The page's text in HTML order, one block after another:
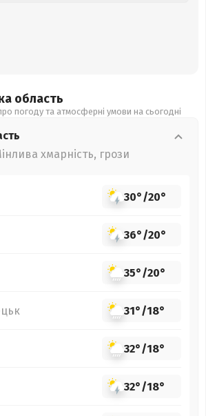
область
погоду та атмосферні умови на сьогодні
хмарність, грози
30°/20°
36°/20°
35°/20°
31°/18°
32°/18°
32°/18°